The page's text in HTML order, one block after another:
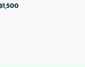
1,500